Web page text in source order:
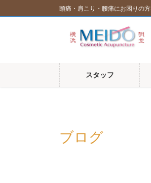
ン
ビ
頭痛・肩こり・腰痛にお困りの
スタッフ
ブログ